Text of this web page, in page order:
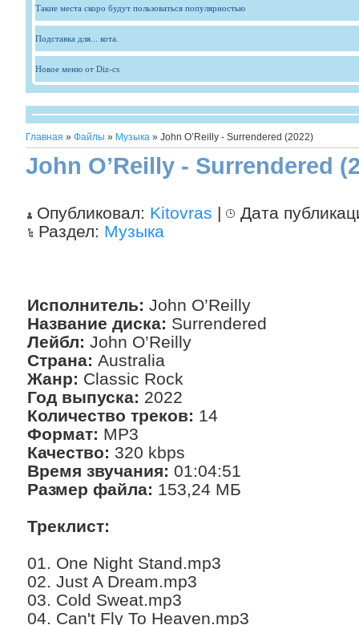
Такие места скоро будут пользоваться популярностью
Подставка для... кота.
Новое меню от Diz-cs
Главная » Файлы » Музыка » John O’Reilly - Surrendered (2022)
John O’Reilly - Surrendered
Опубликовал: Kitovras |
Дата
Раздел: Музыка
Исполнитель: John O’Reilly
Название диска: Surrendered
Лейбл: John O’Reilly
Страна: Australia
Жанр: Classic Rock
Год выпуска: 2022
Количество треков: 14
Формат: MP3
Качество: 320 kbps
Время звучания: 01:04:51
Размер файла: 153,24 МБ
Треклист:
01. One Night Stand.mp3
02. Just A Dream.mp3
03. Cold Sweat.mp3
04. Can't Fly To Heaven.mp3